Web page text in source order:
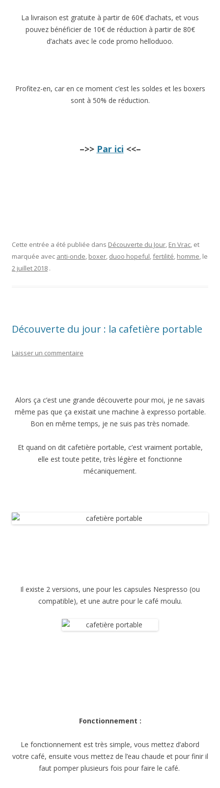
La livraison est gratuite à partir de 60€ d’achats, et vous
pouvez bénéficier de 10€ de réduction à partir de 80€
d’achats avec le code promo helloduoo.
Profitez-en, car en ce moment c’est les soldes et les boxers
sont à 50% de réduction.
–>> Par ici <<–
Cette entrée a été publiée dans Découverte du Jour, En Vrac, et
marquée avec anti-onde, boxer, duoo hopeful,fertilité, homme, le
2 juillet 2018 .
Découverte du jour : la cafetière portable
Laisser un commentaire
Alors ça c’est une grande découverte pour moi, je ne savais
même pas que ça existait une machine à expresso portable.
Bon en même temps, je ne suis pas très nomade.
Et quand on dit cafetière portable, c’est vraiment portable,
elle est toute petite, très légère et fonctionne
mécaniquement.
Il existe 2 versions, une pour les capsules Nespresso (ou
compatible), et une autre pour le café moulu.
Fonctionnement :
Le fonctionnement est très simple, vous mettez d’abord
votre café, ensuite vous mettez de l’eau chaude et pour finir il
faut pomper plusieurs fois pour faire le café.